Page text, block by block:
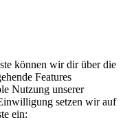
können wir dir über die
Features
Nutzung unserer
setzen wir auf
ein: